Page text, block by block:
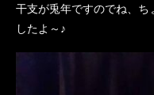
干支が兎年ですのでね、
したよ～♪